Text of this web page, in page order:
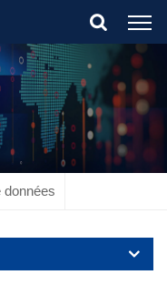
For?
données